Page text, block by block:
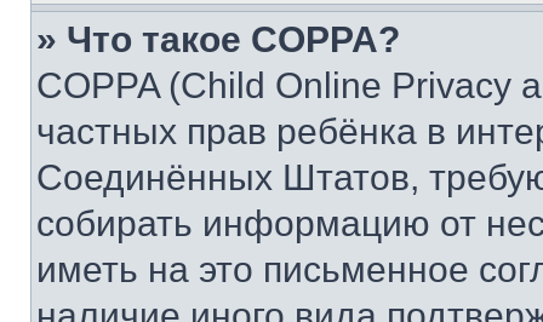
» Что такое COPPA?
COPPA (Child Online Privacy
частных прав ребёнка в
Соединённых Штатов,
собирать информацию от
иметь на это письменное